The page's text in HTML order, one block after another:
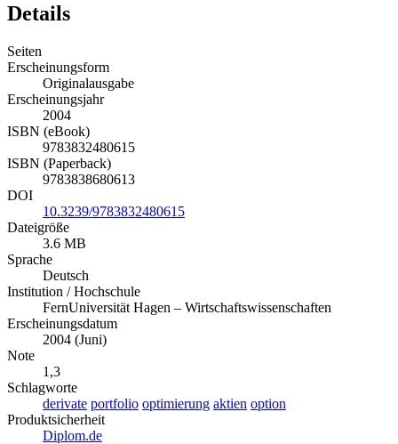
Details
Seiten
Erscheinungsform
Originalausgabe
Erscheinungsjahr
2004
ISBN (eBook)
9783832480615
ISBN (Paperback)
9783838680613
DOI
10.3239/9783832480615
Dateigröße
3.6 MB
Sprache
Deutsch
Institution / Hochschule
FernUniversität Hagen – Wirtschaftswissenschaften
Erscheinungsdatum
2004 (Juni)
Note
1,3
Schlagworte
derivate portfolio optimierung aktien option
Produktsicherheit
Diplom.de